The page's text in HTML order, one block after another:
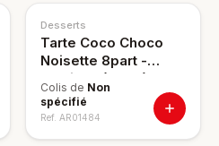
Desserts
Tarte Coco Choco
Noisette 8part -
Madison (880g)
P400 ??
Colis de Non
spécifié
Ref. AR01484